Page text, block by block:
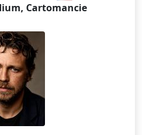
Cartomancie